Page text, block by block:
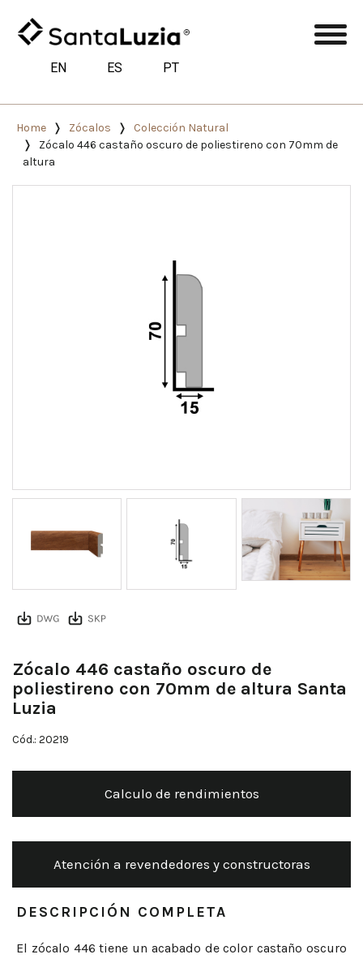
EN ES PT
Home Zócalos
Colección Natural
Zócalo 446 castaño oscuro de poliestireno con 70mm de
altura
Zócalo 446 castaño oscuro de
poliestireno con 70mm de altura Santa
Luzia
Cód.: 20219
Calculo de rendimientos
Atención a revendedores y constructoras
DESCRIPCIÓN COMPLETA
El zócalo 446 tiene un acabado de color castaño oscuro